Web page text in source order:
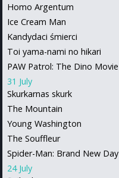
Homo Argentum
Ice Cream Man
Kandydaci śmierci
Toi yama-nami no hikari
PAW Patrol: The Dino Movie
31 July
Skurkarnas skurk
The Mountain
Young Washington
The Souffleur
Spider-Man: Brand New Day
24 July